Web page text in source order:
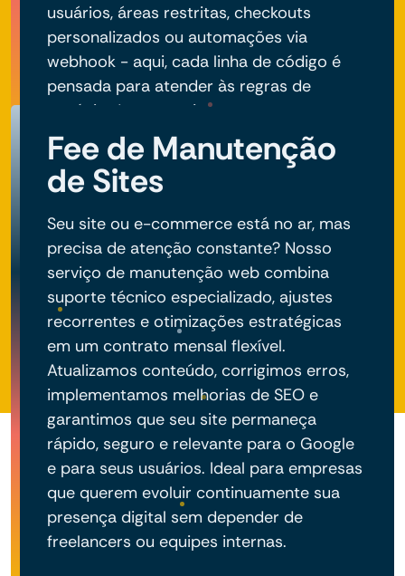
usuários, áreas restritas, checkouts
personalizados ou automações via
webhook - aqui, cada linha de código é
pensada para atender às regras de
negócio do seu projeto.
Fee de Manutenção
de Sites
Seu site ou e-commerce está no ar, mas
precisa de atenção constante? Nosso
serviço de manutenção web combina
suporte técnico especializado, ajustes
recorrentes e otimizações estratégicas
em um contrato mensal flexível.
Atualizamos conteúdo, corrigimos erros,
implementamos melhorias de SEO e
garantimos que seu site permaneça
rápido, seguro e relevante para o Google
e para seus usuários. Ideal para empresas
que querem evoluir continuamente sua
presença digital sem depender de
freelancers ou equipes internas.